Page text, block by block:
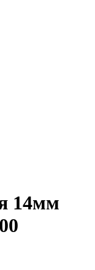
14мм